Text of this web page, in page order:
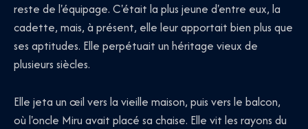
reste de l'équipage. C'était la plus jeune d'entre eux, la
cadette, mais, à présent, elle leur apportait bien plus que
ses aptitudes. Elle perpétuait un héritage vieux de
plusieurs siècles.
Elle jeta un œil vers la vieille maison, puis vers le balcon,
où l'oncle Miru avait placé sa chaise. Elle vit les rayons du